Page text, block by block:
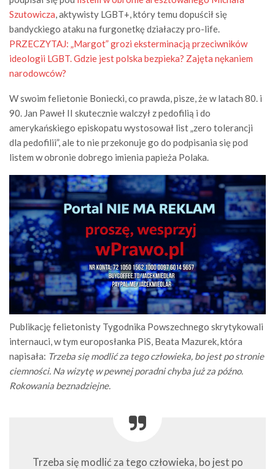
Szutowicza, aktywisty LGBT+, który temu dopuścił się
bandyckiego ataku na furgonetkę działaczy pro-life.
PRZECZYTAJ: „Margot” grozi eksterminacją przeciwników
ideologii LGBT. Gdzie jest polska bezpieka? Zajęta nękaniem
narodowców?
W swoim felietonie Boniecki, co prawda, pisze, że w latach 80. i
90. Jan Paweł II skutecznie walczył z pedofilią i do
amerykańskiego episkopatu wystosował list „zero tolerancji
dla pedofilii”, ale to nie przekonuje go do podpisania się pod
listem w obronie dobrego imienia papieża Polaka.
Publikację felietonisty Tygodnika Powszechnego skrytykowali
internauci, w tym europosłanka PiS, Beata Mazurek, która
napisała: Trzeba się modlić za tego człowieka, bo jest po stronie
ciemności. Na wizytę w pewnej poradni chyba już za późno.
Rokowania beznadziejne.
Trzeba się modlić za tego człowieka, bo jest po